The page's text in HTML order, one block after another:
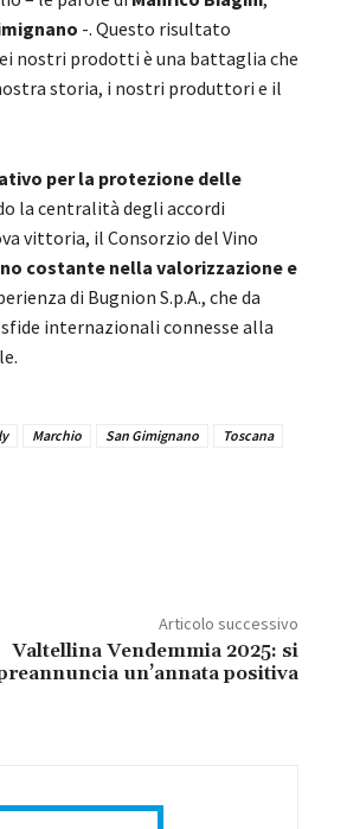
-. Questo risultato
nostri prodotti è una battaglia che
storia, i nostri produttori e il
per la protezione delle
la centralità degli accordi
vittoria, il Consorzio del Vino
costante nella valorizzazione e
di Bugnion S.p.A., che da
internazionali connesse alla
Marchio San Gimignano
Toscana
Articolo successivo
Valtellina Vendemmia 2025: si
un’annata positiva